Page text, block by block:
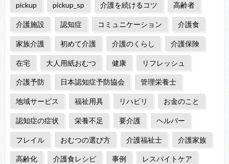
pickup pickup_sp 介護を続けるコツ 高齢者
介護施設 認知症 コミュニケーション 介護食
家族介護 初めて介護 介護のくらし 介護保険
在宅 大人用紙おむつ 健康 リフレッシュ
介護予防 日本認知症予防協会 管理栄養士
地域サービス 福祉用具 リハビリ お金のこと
認知症の症状 栄養不足 要介護 ヘルパー
フレイル おむつの選び方 介護福祉士 介護家族
高齢化 介護食レシピ 事例 レスパイトケア